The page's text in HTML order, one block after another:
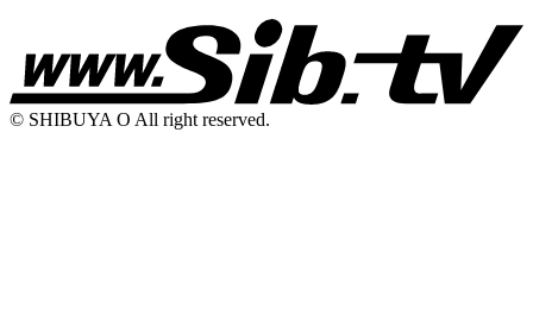
© SHIBUYA O All right reserved.